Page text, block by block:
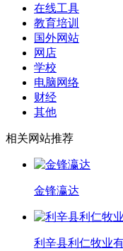
在线工具
教育培训
国外网站
网店
学校
电脑网络
财经
其他
相关网站推荐
金锋瀛达
利辛县利仁牧业